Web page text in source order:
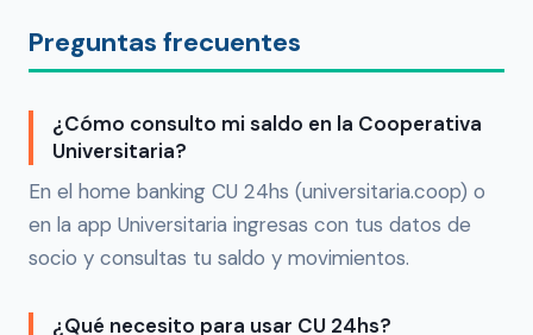
Preguntas frecuentes
¿Cómo consulto mi saldo en la Cooperativa
Universitaria?
En el home banking CU 24hs (universitaria.coop) o
en la app Universitaria ingresas con tus datos de
socio y consultas tu saldo y movimientos.
¿Qué necesito para usar CU 24hs?